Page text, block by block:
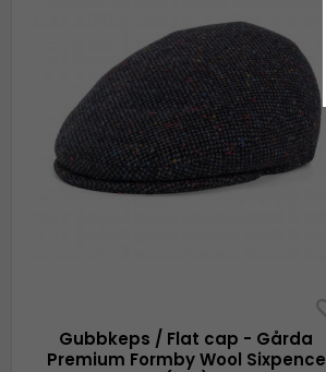
Gubbkeps / Flat cap - Gårda
Premium Formby Wool Sixpence